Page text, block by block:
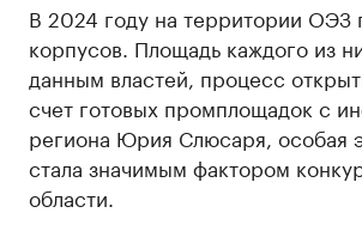
В 2024 году на территории ОЭЗ
корпусов. Площадь каждого из
данным властей, процесс
счет готовых промплощадок с
региона Юрия Слюсаря, особая
стала значимым фактором
области.